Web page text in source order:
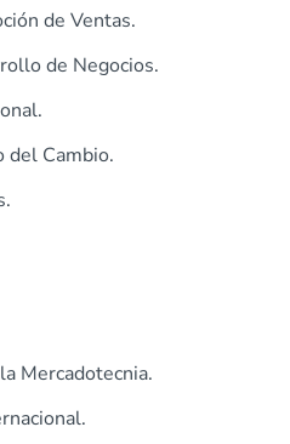
de Ventas.
de Negocios.
del Cambio.
Mercadotecnia.